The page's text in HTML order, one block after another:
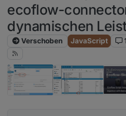
ecoflow-
dynamischen
Verschoben JavaScript